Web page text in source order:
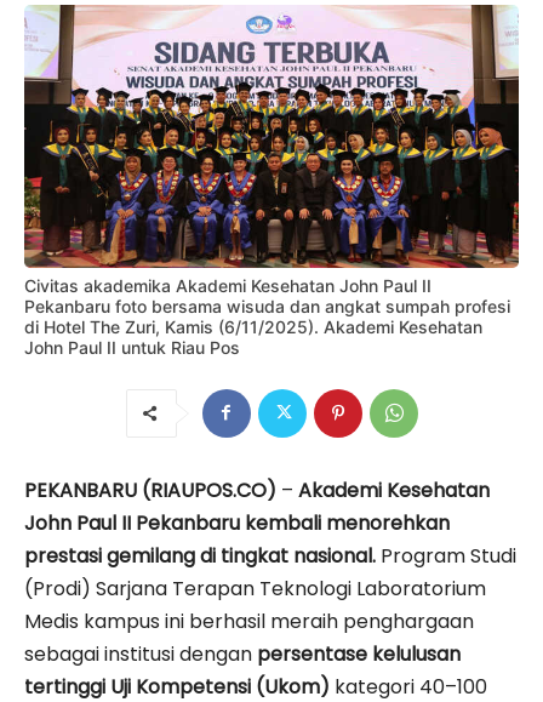
Civitas akademika Akademi Kesehatan John Paul II
Pekanbaru foto bersama wisuda dan angkat sumpah profesi
di Hotel The Zuri, Kamis (6/11/2025). Akademi Kesehatan
John Paul II untuk Riau Pos
PEKANBARU (RIAUPOS.CO) – Akademi Kesehatan
John Paul II Pekanbaru kembali menorehkan
prestasi gemilang di tingkat nasional. Program Studi
(Prodi) Sarjana Terapan Teknologi Laboratorium
Medis kampus ini berhasil meraih penghargaan
sebagai institusi dengan persentase kelulusan
tertinggi Uji Kompetensi (Ukom) kategori 40–100